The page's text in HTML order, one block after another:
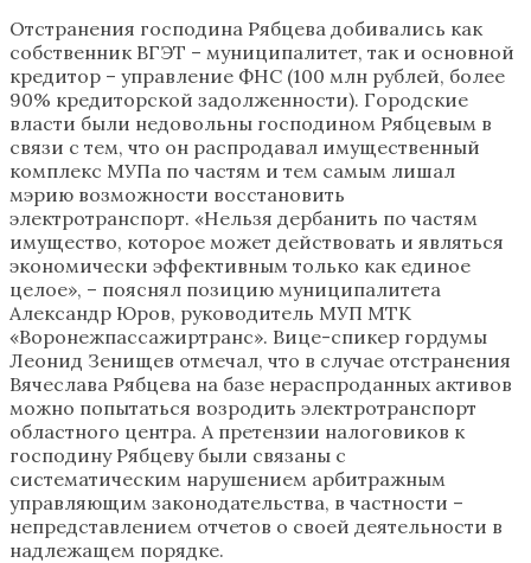
Отстранения господина Рябцева добивались как
собственник ВГЭТ – муниципалитет, так и основной
кредитор – управление ФНС (100 млн рублей, более
90% кредиторской задолженности). Городские
власти были недовольны господином Рябцевым в
связи с тем, что он распродавал имущественный
комплекс МУПа по частям и тем самым лишал
мэрию возможности восстановить
электротранспорт. «Нельзя дербанить по частям
имущество, которое может действовать и являться
экономически эффективным только как единое
целое», – пояснял позицию муниципалитета
Александр Юров, руководитель МУП МТК
«Воронежпассажиртранс». Вице-спикер гордумы
Леонид Зенищев отмечал, что в случае отстранения
Вячеслава Рябцева на базе нераспроданных активов
можно попытаться возродить электротранспорт
областного центра. А претензии налоговиков к
господину Рябцеву были связаны с
систематическим нарушением арбитражным
управляющим законодательства, в частности –
непредставлением отчетов о своей деятельности в
надлежащем порядке.